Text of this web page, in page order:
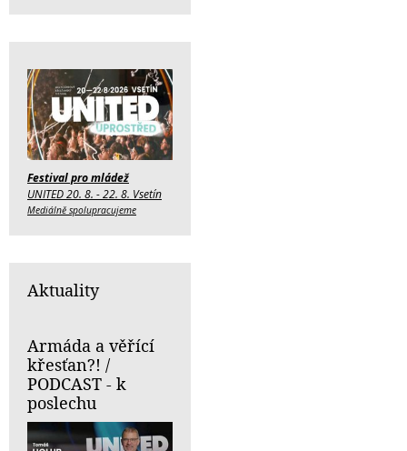
Festival pro mládež
UNITED 20. 8. - 22. 8. Vsetín
Mediálně spolupracujeme
Aktuality
Armáda a věřící
křesťan?! /
PODCAST - k
poslechu